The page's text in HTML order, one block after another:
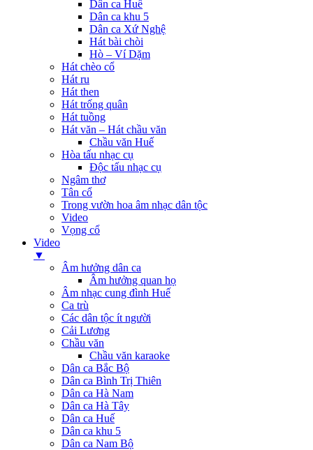
Dân ca Huế
Dân ca khu 5
Dân ca Xứ Nghệ
Hát bài chòi
Hò – Ví Dặm
Hát chèo cổ
Hát ru
Hát then
Hát trống quân
Hát tuồng
Hát văn – Hát chầu văn
Chầu văn Huế
Hòa tấu nhạc cụ
Độc tấu nhạc cụ
Ngâm thơ
Tân cổ
Trong vườn hoa âm nhạc dân tộc
Video
Vọng cổ
Video
▼
Âm hưởng dân ca
Âm hưởng quan họ
Âm nhạc cung đình Huế
Ca trù
Các dân tộc ít người
Cải Lương
Chầu văn
Chầu văn karaoke
Dân ca Bắc Bộ
Dân ca Bình Trị Thiên
Dân ca Hà Nam
Dân ca Hà Tây
Dân ca Huế
Dân ca khu 5
Dân ca Nam Bộ